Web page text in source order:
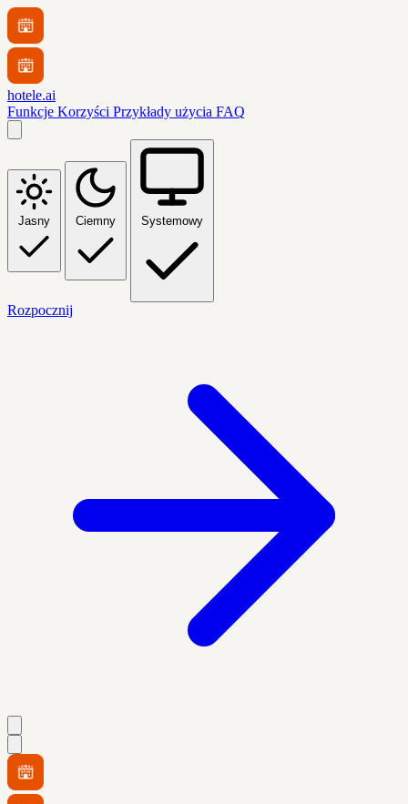
hotele.ai
Funkcje Korzyści Przykłady użycia FAQ
Jasny Ciemny Systemowy
Rozpocznij